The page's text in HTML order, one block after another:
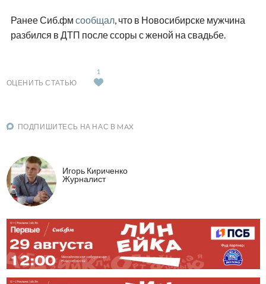
Ранее Сиб.фм сообщал, что в Новосибирске мужчина
разбился в ДТП после ссоры с женой на свадьбе.
ОЦЕНИТЬ СТАТЬЮ
1
ПОДПИШИТЕСЬ НА НАС В MAX
Игорь Кириченко
Журналист